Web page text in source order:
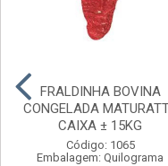
FRALDINHA BOVINA
CONGELADA
CAIXA ± 15KG
Código: 1065
Embalagem: Quilograma